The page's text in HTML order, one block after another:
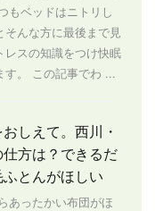
もベッドはニトリし
んな方に最後まで見
レスの知識をつけ快眠
す。 この記事でわ ...
しえて。西川・
方は？できるだ
とんがほしい
ったかい布団がほ